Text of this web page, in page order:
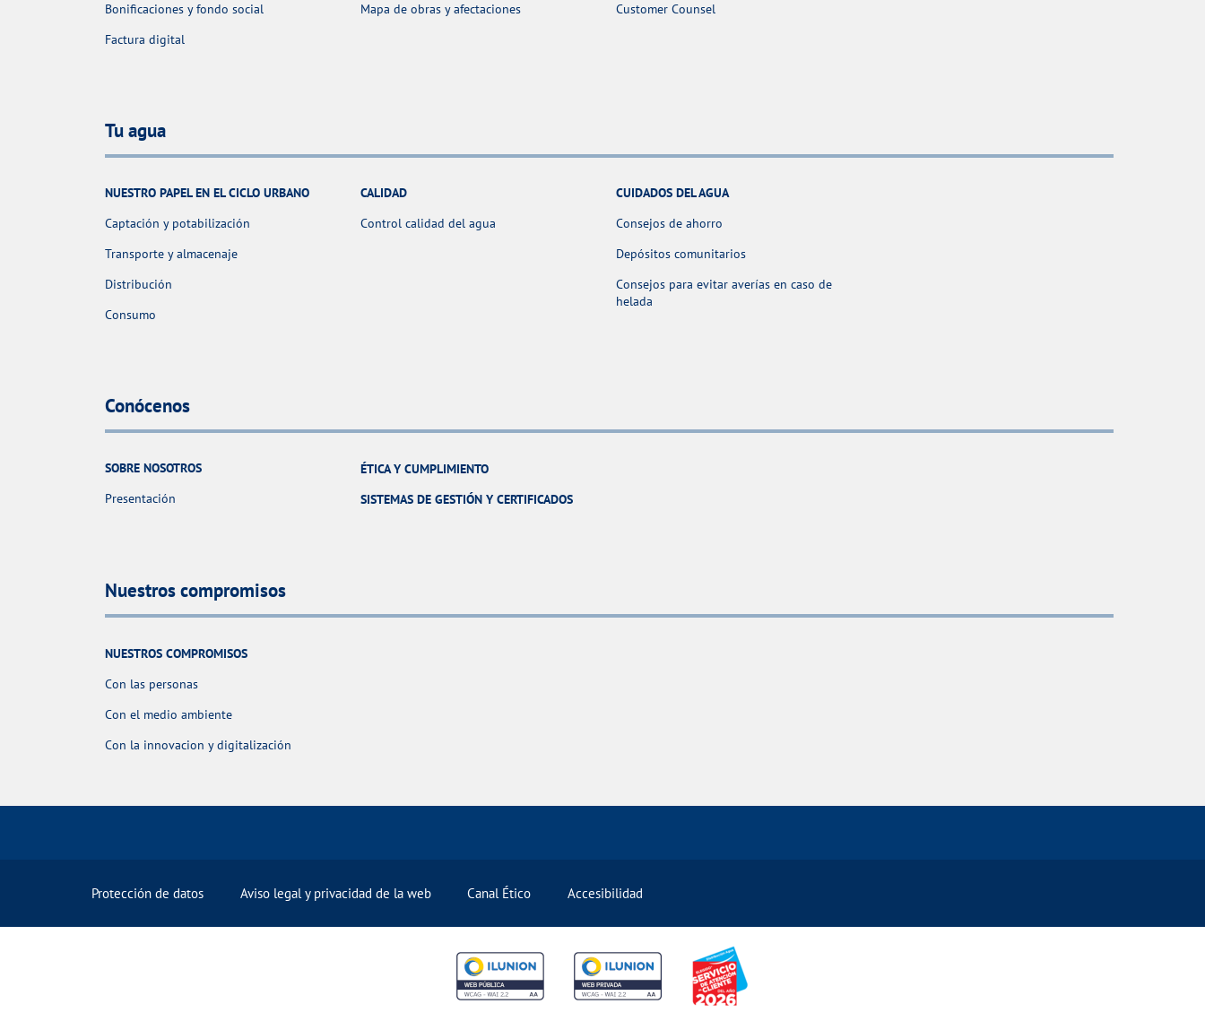
Bonificaciones y fondo social
Factura digital
Mapa de obras y afectaciones
Customer Counsel
Tu agua
NUESTRO PAPEL EN EL CICLO URBANO
Captación y potabilización
Transporte y almacenaje
Distribución
Consumo
CALIDAD
Control calidad del agua
CUIDADOS DEL AGUA
Consejos de ahorro
Depósitos comunitarios
Consejos para evitar averías en caso de
helada
Conócenos
SOBRE NOSOTROS
Presentación
ÉTICA Y CUMPLIMIENTO
SISTEMAS DE GESTIÓN Y CERTIFICADOS
Nuestros compromisos
NUESTROS COMPROMISOS
Con las personas
Con el medio ambiente
Con la innovacion y digitalización
Protección de datos Aviso legal y privacidad de la web Canal Ético Accesibilidad